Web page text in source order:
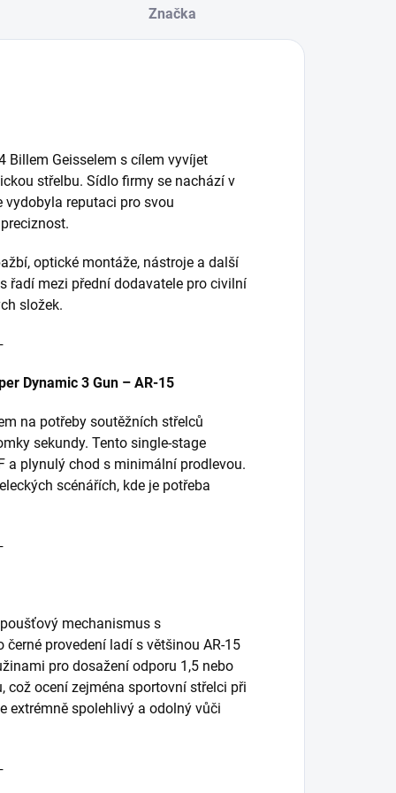
Značka
Billem Geisselem s cílem vyvíjet
střelbu. Sídlo firmy se nachází v
vydobyla reputaci pro svou
optické montáže, nástroje a další
řadí mezi přední dodavatele pro civilní
složek.
Dynamic 3 Gun – AR-15
na potřeby soutěžních střelců
sekundy. Tento single-stage
a plynulý chod s minimální prodlevou.
scénářích, kde je potřeba
mechanismus s
provedení ladí s většinou AR-15
pro dosažení odporu 1,5 nebo
což ocení zejména sportovní střelci při
extrémně spolehlivý a odolný vůči